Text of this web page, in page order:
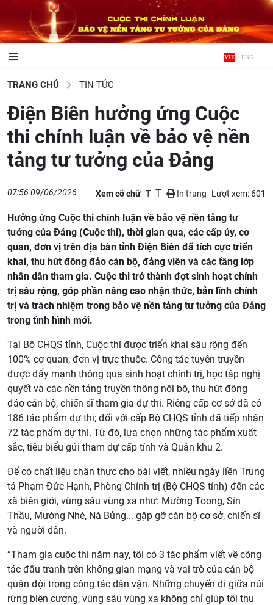
VIE ENG
TRANG CHỦ TIN TỨC
Điện Biên hưởng ứng Cuộc
thi chính luận về bảo vệ nền
tảng tư tưởng của Đảng
07:56 09/06/2026 Xem cỡ chữ T T In trang Lượt xem: 601
Hưởng ứng Cuộc thi chính luận về bảo vệ nền tảng tư
tưởng của Đảng (Cuộc thi), thời gian qua, các cấp ủy, cơ
quan, đơn vị trên địa bàn tỉnh Điện Biên đã tích cực triển
khai, thu hút đông đảo cán bộ, đảng viên và các tầng lớp
nhân dân tham gia. Cuộc thi trở thành đợt sinh hoạt chính
trị sâu rộng, góp phần nâng cao nhận thức, bản lĩnh chính
trị và trách nhiệm trong bảo vệ nền tảng tư tưởng của Đảng
trong tình hình mới.
Tại Bộ CHQS tỉnh, Cuộc thi được triển khai sâu rộng đến
100% cơ quan, đơn vị trực thuộc. Công tác tuyên truyền
được đẩy mạnh thông qua sinh hoạt chính trị, học tập nghị
quyết và các nền tảng truyền thông nội bộ, thu hút đông
đảo cán bộ, chiến sĩ tham gia dự thi. Riêng cấp cơ sở đã có
186 tác phẩm dự thi; đối với cấp Bộ CHQS tỉnh đã tiếp nhận
72 tác phẩm dự thi. Từ đó, lựa chọn những tác phẩm xuất
sắc, tiêu biểu gửi tham dự cấp tỉnh và Quân khu 2.
Để có chất liệu chân thực cho bài viết, nhiều ngày liền Trung
tá Phạm Đức Hạnh, Phòng Chính trị (Bộ CHQS tỉnh) đến các
xã biên giới, vùng sâu vùng xa như: Mường Toong, Sín
Thầu, Mường Nhé, Nà Bủng... gặp gỡ cán bộ cơ sở, chiến sĩ
và người dân.
“Tham gia cuộc thi năm nay, tôi có 3 tác phẩm viết về công
tác đấu tranh trên không gian mạng và vai trò của cán bộ
quân đội trong công tác dân vận. Những chuyến đi giữa núi
rừng biên cương, vùng sâu vùng xa không chỉ giúp tôi thu